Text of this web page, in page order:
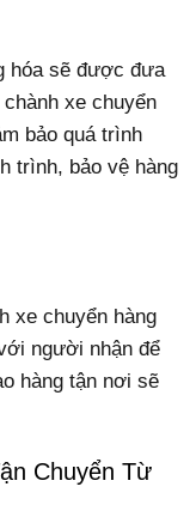
hóa sẽ được đưa
xe chuyển
bảo quá trình
trình, bảo vệ hàng
xe chuyển hàng
người nhận để
hàng tận nơi sẽ
Chuyển Từ